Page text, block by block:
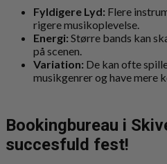
Fyldigere Lyd: Flere
rigere musikoplevelse.
Energi: Større bands kan
på scenen.
Variation: De kan ofte
musikgenrer og have mere
Bookingbureau i
succesfuld fest!